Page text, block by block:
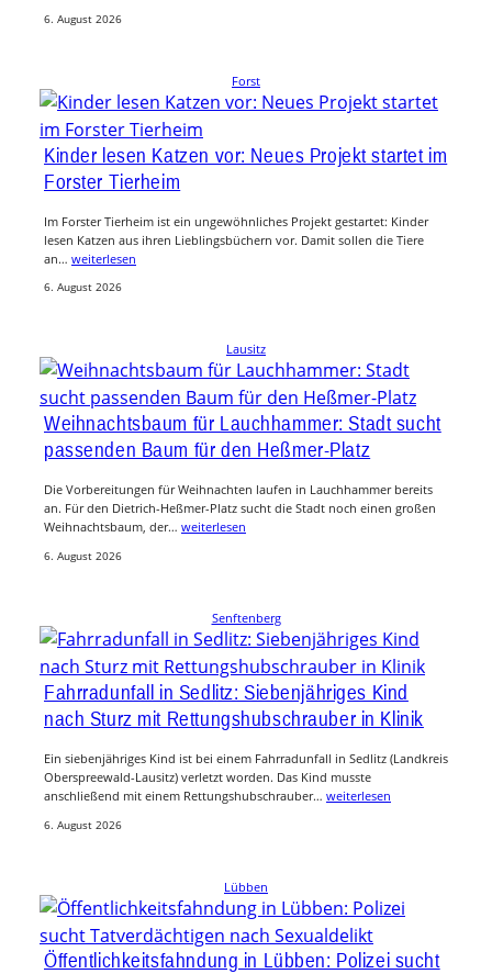
6. August 2026
Forst
Kinder lesen Katzen vor: Neues Projekt startet im
Forster Tierheim
Im Forster Tierheim ist ein ungewöhnliches Projekt gestartet: Kinder
lesen Katzen aus ihren Lieblingsbüchern vor. Damit sollen die Tiere
an… weiterlesen
6. August 2026
Lausitz
Weihnachtsbaum für Lauchhammer: Stadt sucht
passenden Baum für den Heßmer-Platz
Die Vorbereitungen für Weihnachten laufen in Lauchhammer bereits
an. Für den Dietrich-Heßmer-Platz sucht die Stadt noch einen großen
Weihnachtsbaum, der… weiterlesen
6. August 2026
Senftenberg
Fahrradunfall in Sedlitz: Siebenjähriges Kind
nach Sturz mit Rettungshubschrauber in Klinik
Ein siebenjähriges Kind ist bei einem Fahrradunfall in Sedlitz (Landkreis
Oberspreewald-Lausitz) verletzt worden. Das Kind musste
anschließend mit einem Rettungshubschrauber… weiterlesen
6. August 2026
Lübben
Öffentlichkeitsfahndung in Lübben: Polizei sucht